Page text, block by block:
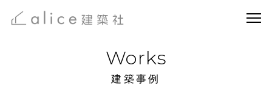
Works
建築事例